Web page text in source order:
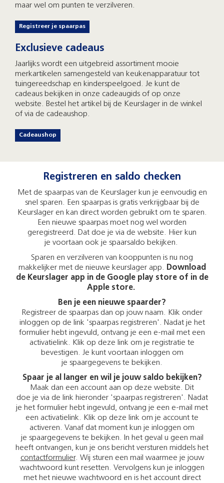
maar wel om punten te verzilveren.
Registreer je spaarpas
Exclusieve cadeaus
Jaarlijks wordt een uitgebreid assortiment mooie
merkartikelen samengesteld van keukenapparatuur tot
tuingereedschap en kinderspeelgoed. Je kunt de
cadeaus bekijken in onze cadeaugids of op onze
website. Bestel het artikel bij de Keurslager in de winkel
of via de cadeaushop.
Cadeaushop
Registreren en saldo checken
Met de spaarpas van de Keurslager kun je eenvoudig en
snel sparen. Een spaarpas is gratis verkrijgbaar bij de
Keurslager en kan direct worden gebruikt om te sparen.
Een nieuwe spaarpas moet nog wel worden
geregistreerd. Dat doe je via de website. Hier kun
je voortaan ook je spaarsaldo bekijken.
Sparen en verzilveren van kooppunten is nu nog
makkelijker met de nieuwe keurslager app. Download
de Keurslager app in de Google play store of in de
Apple store.
Ben je een nieuwe spaarder?
Registreer de spaarpas dan op jouw naam. Klik onder
inloggen op de link 'spaarpas registreren'. Nadat je het
formulier hebt ingevuld, ontvang je een e-mail met een
activatielink. Klik op deze link om je registratie te
bevestigen. Je kunt voortaan inloggen om
je spaargegevens te bekijken.
Spaar je al langer en wil je jouw saldo bekijken?
Maak dan een account aan op deze website. Dit
doe je via de link hieronder 'spaarpas registreren'. Nadat
je het formulier hebt ingevuld, ontvang je een e-mail met
een activatielink. Klik op deze link om je account te
activeren. Vanaf dat moment kun je inloggen om
je spaargegevens te bekijken. In het geval u geen mail
heeft ontvangen, kun je ons bericht versturen middels het
contactformulier. Wij sturen een mail waarmee je jouw
wachtwoord kunt resetten. Vervolgens kun je inloggen
met het nieuwe wachtwoord en is het account direct